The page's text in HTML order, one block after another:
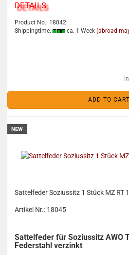
DETAILS
Product No.: 18042
Shippingtime:
ca. 1 Week (abroad
ADD TO CART
NEW
Sattelfeder Soziussitz 1 Stück MZ RT
Artikel Nr.: 18045
Sattelfeder für Soziussitz AWO
Federstahl verzinkt